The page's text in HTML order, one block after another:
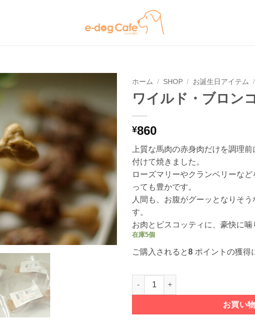
ほし
い物
追加
ホーム / SHOP / お誕生日アイテム /
ワイルド・ブロン
¥860
上質な馬肉の赤身肉だけを調理
付けて焼きました。
ローズマリーやクランベリーな
っても豊かです。
人間も、お腹がグーッとなりそ
す。
お肉とビスコッティに、豪快に噛
在庫5個
ご購入されると8 ポイントの獲得
ワイルド・ブロンコ・チョップ個
お買い